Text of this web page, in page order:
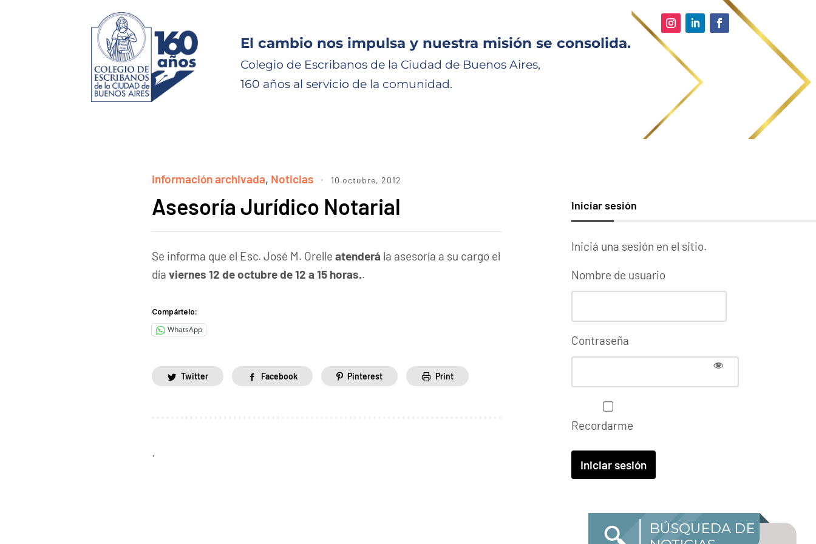
El cambio nos impulsa y nuestra misión se consolida.
Colegio de Escribanos de la Ciudad de Buenos Aires,
160 años al servicio de la comunidad.
información archivada, Noticias 10 octubre, 2012
Asesoría Jurídico Notarial
Se informa que el Esc. José M. Orelle atenderá la asesoría a su cargo el
día viernes 12 de octubre de 12 a 15 horas..
Compártelo:
WhatsApp
Twitter Facebook Pinterest Print
.
Iniciar sesión
Iniciá una sesión en el sitio.
Nombre de usuario
Contraseña
Recordarme